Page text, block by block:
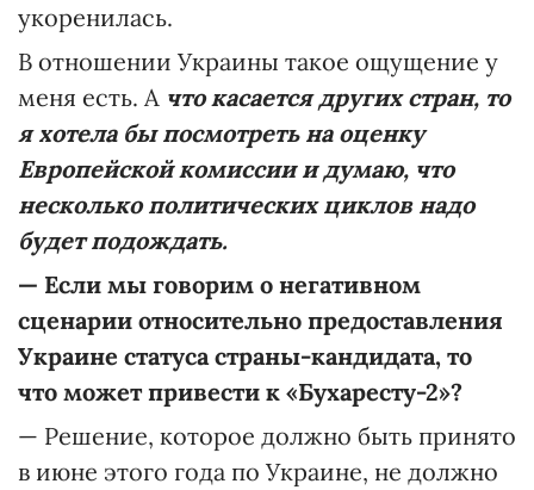
укоренилась.
В отношении Украины такое ощущение у
меня есть. А что касаетсядругих стран, то
я хотела бы посмотреть на оценку
Европейской комиссии и думаю, что
несколько политических циклов надо
будет подождать.
— Если мы говорим о негативном
сценарии относительно предоставления
Украине статуса страны-кандидата, то
что может привести к «Бухаресту-2»?
— Решение, которое должно быть принято
в июне этого года по Украине, не должно